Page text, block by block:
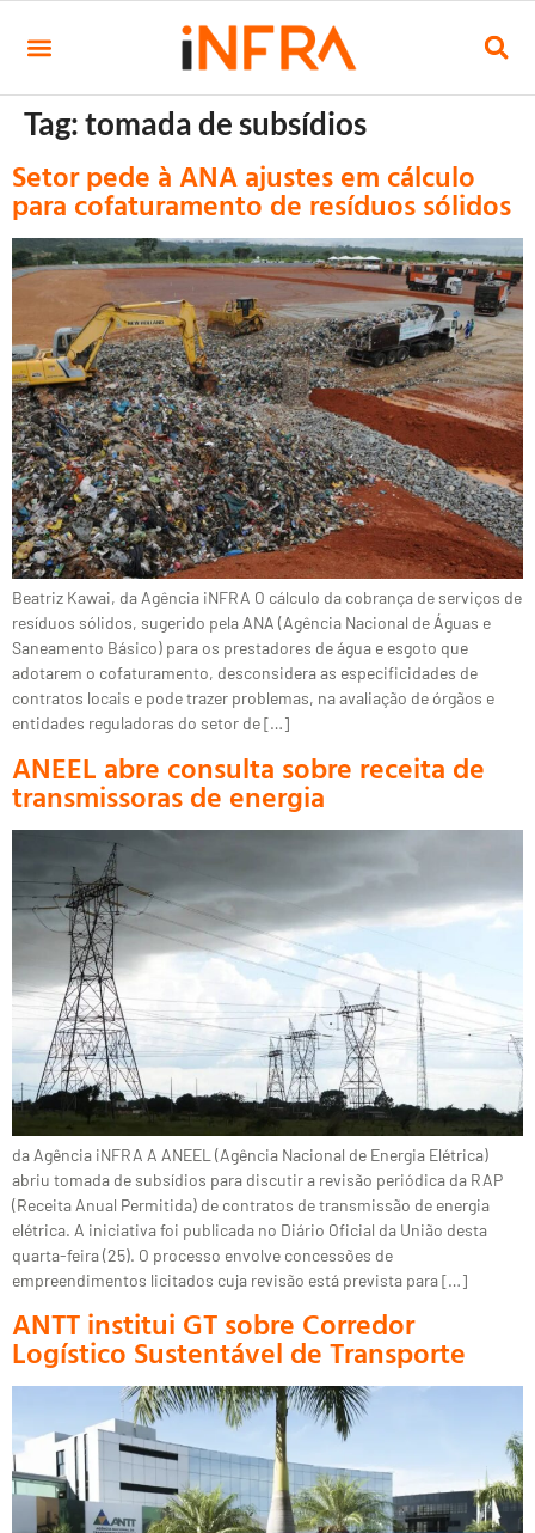
Tag:tomada de subsídios
Setor pede à ANA ajustes em cálculo
para cofaturamento de resíduos sólidos
Beatriz Kawai, da Agência iNFRA O cálculo da cobrança de serviços de
resíduos sólidos, sugerido pela ANA (Agência Nacional de Águas e
Saneamento Básico) para os prestadores de água e esgoto que
adotarem o cofaturamento, desconsidera as especificidades de
contratos locais e pode trazer problemas, na avaliação de órgãos e
entidades reguladoras do setor de […]
ANEEL abre consulta sobre receita de
transmissoras de energia
da Agência iNFRA A ANEEL (Agência Nacional de Energia Elétrica)
abriu tomada de subsídios para discutir a revisão periódica da RAP
(Receita Anual Permitida) de contratos de transmissão de energia
elétrica. A iniciativa foi publicada no Diário Oficial da União desta
quarta-feira (25). O processo envolve concessões de
empreendimentos licitados cuja revisão está prevista para […]
ANTT institui GT sobre Corredor
Logístico Sustentável de Transporte